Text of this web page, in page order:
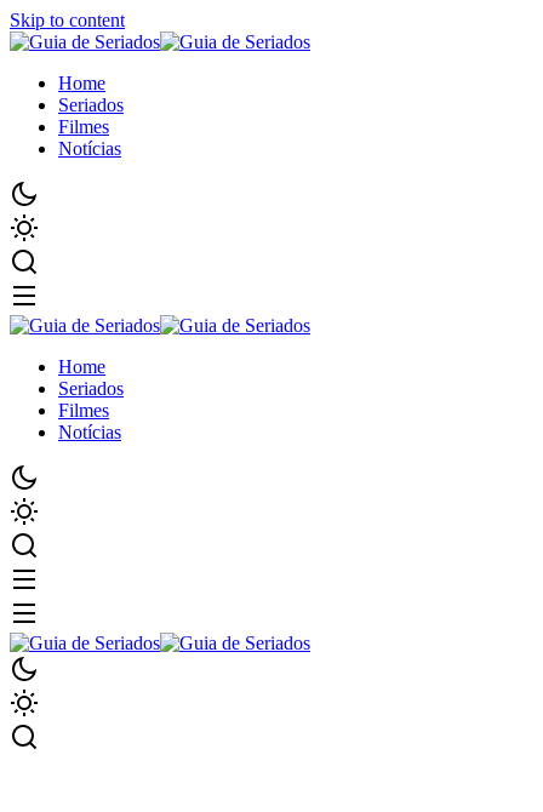
Skip to content
Home
Seriados
Filmes
Notícias
Home
Seriados
Filmes
Notícias